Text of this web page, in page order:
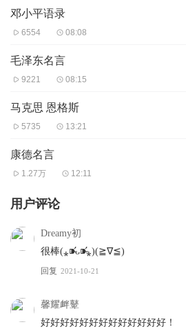
邓小平语录
6554 08:08
毛泽东名言
9221 08:15
马克思 恩格斯
5735 13:21
康德名言
1.27万 12:11
用户评论
Dreamy初
很棒(⁎⁍̴̛ᴗ⁍̴̛⁎)(≧∇≦)
回复 2021-10-21
馨耀衅鼙
好好好好好好好好好好好好好！